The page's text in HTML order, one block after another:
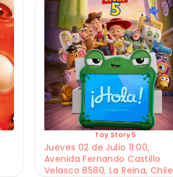
Toy Story 5
Jueves 02 de Julio 11:00,
Avenida Fernando Castillo
Velasco 8580, La Reina, Chile